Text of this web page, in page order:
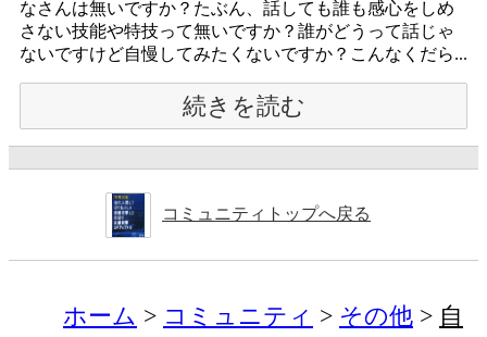
なさんは無いですか？たぶん、話しても誰も感心をしめ
さない技能や特技って無いですか？誰がどうって話じゃ
ないですけど自慢してみたくないですか？こんなくだら...
続きを読む
コミュニティトップへ戻る
ホーム コミュニティ その他
自